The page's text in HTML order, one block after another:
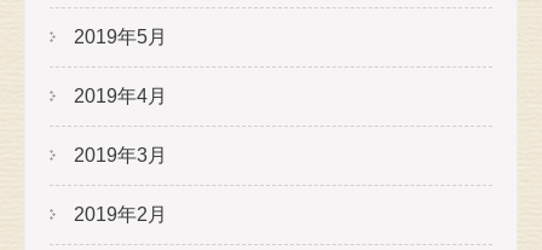
2019年5月
2019年4月
2019年3月
2019年2月